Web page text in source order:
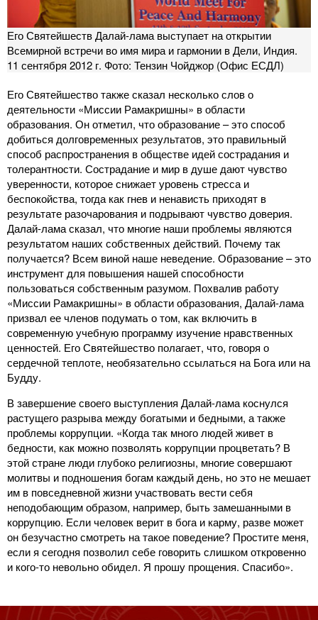
Его Святейшеств Далай-лама выступает на открытии
Всемирной встречи во имя мира и гармонии в Дели, Индия.
11 сентября 2012 г. Фото: Тензин Чойджор (Офис ЕСДЛ)
Его Святейшество также сказал несколько слов о
деятельности «Миссии Рамакришны» в области
образования. Он отметил, что образование – это способ
добиться долговременных результатов, это правильный
способ распространения в обществе идей сострадания и
толерантности. Сострадание и мир в душе дают чувство
уверенности, которое снижает уровень стресса и
беспокойства, тогда как гнев и ненависть приходят в
результате разочарования и подрывают чувство доверия.
Далай-лама сказал, что многие наши проблемы являются
результатом наших собственных действий. Почему так
получается? Всем виной наше неведение. Образование – это
инструмент для повышения нашей способности
пользоваться собственным разумом. Похвалив работу
«Миссии Рамакришны» в области образования, Далай-лама
призвал ее членов подумать о том, как включить в
современную учебную программу изучение нравственных
ценностей. Его Святейшество полагает, что, говоря о
сердечной теплоте, необязательно ссылаться на Бога или на
Будду.
В завершение своего выступления Далай-лама коснулся
растущего разрыва между богатыми и бедными, а также
проблемы коррупции. «Когда так много людей живет в
бедности, как можно позволять коррупции процветать? В
этой стране люди глубоко религиозны, многие совершают
молитвы и подношения богам каждый день, но это не мешает
им в повседневной жизни участвовать вести себя
неподобающим образом, например, быть замешанными в
коррупцию. Если человек верит в бога и карму, разве может
он безучастно смотреть на такое поведение? Простите меня,
если я сегодня позволил себе говорить слишком откровенно
и кого-то невольно обидел. Я прошу прощения. Спасибо».